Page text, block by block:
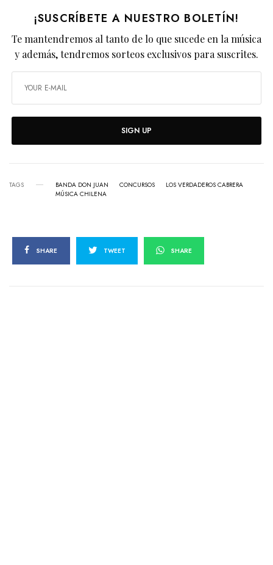
¡SUSCRÍBETE A NUESTRO BOLETÍN!
Te mantendremos al tanto de lo que sucede en la música
y además, tendremos sorteos exclusivos para suscrites.
SIGN UP
TAGS BANDA DON JUAN CONCURSOS
LOS VERDADEROS CABRERA
MÚSICA CHILENA
SHARE TWEET SHARE